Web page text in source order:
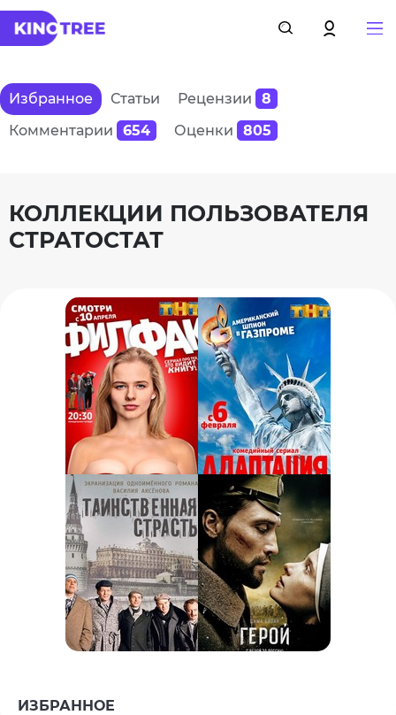
Избранное Статьи Рецензии
8
Комментарии
654 Оценки 805
КОЛЛЕКЦИИ ПОЛЬЗОВАТЕЛЯ
СТРАТОСТАТ
ИЗБРАННОЕ